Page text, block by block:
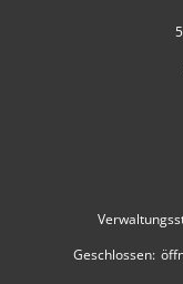
Klicken, um
Geschlossen: